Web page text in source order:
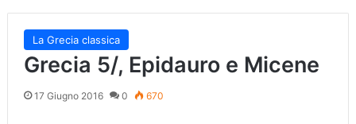
La Grecia classica
Grecia 5/, Epidauro e Micene
17 Giugno 2016 0 670